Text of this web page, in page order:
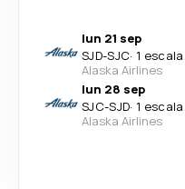
lun 21 sep
SJD-SJC· 1 escala
Alaska Airlines
lun 28 sep
SJC-SJD· 1 escala
Alaska Airlines